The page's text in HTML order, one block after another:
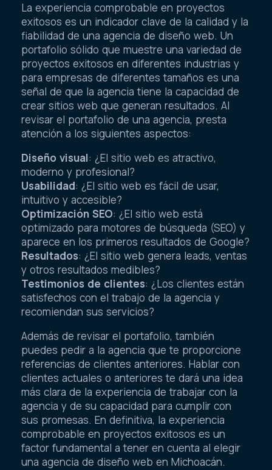
La experiencia comprobable en proyectos
exitosos es un indicador clave de la calidad y la
fiabilidad de una agencia de diseño web. Un
portafolio sólido que muestre una variedad de
proyectos exitosos en diferentes industrias y
para empresas de diferentes tamaños es una
señal de que la agencia tiene la capacidad de
crear sitios web que generan resultados. Al
revisar el portafolio de una agencia, presta
atención a los siguientes aspectos:
Diseño visual: ¿El sitio web es atractivo,
moderno y profesional?
Usabilidad: ¿El sitio web es fácil de usar,
intuitivo y accesible?
Optimización SEO: ¿El sitio web está
optimizado para motores de búsqueda (SEO) y
aparece en los primeros resultados de Google?
Resultados: ¿El sitio web genera leads, ventas
y otros resultados medibles?
Testimonios de clientes: ¿Los clientes están
satisfechos con el trabajo de la agencia y
recomiendan sus servicios?
Además de revisar el portafolio, también
puedes pedir a la agencia que te proporcione
referencias de clientes anteriores. Hablar con
clientes actuales o anteriores te dará una idea
más clara de la experiencia de trabajar con la
agencia y de su capacidad para cumplir con
sus promesas. En definitiva, la experiencia
comprobable en proyectos exitosos es un
factor fundamental a tener en cuenta al elegir
una agencia de diseño web en Michoacán.